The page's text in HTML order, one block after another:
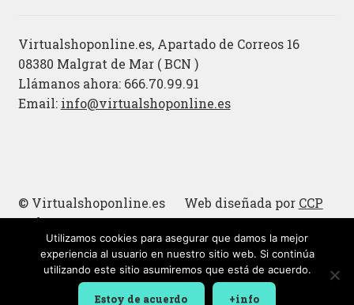
Virtualshoponline.es, Apartado de Correos 16
08380 Malgrat de Mar ( BCN )
Llámanos ahora: 666.70.99.91
Email: info@virtualshoponline.es
© Virtualshoponline.es Web diseñada por CCP
Cadena
Cucharas de madera
Utilizamos cookies para asegurar que damos la mejor
experiencia al usuario en nuestro sitio web. Si continúa
utilizando este sitio asumiremos que está de acuerdo.
Estoy de acuerdo +info